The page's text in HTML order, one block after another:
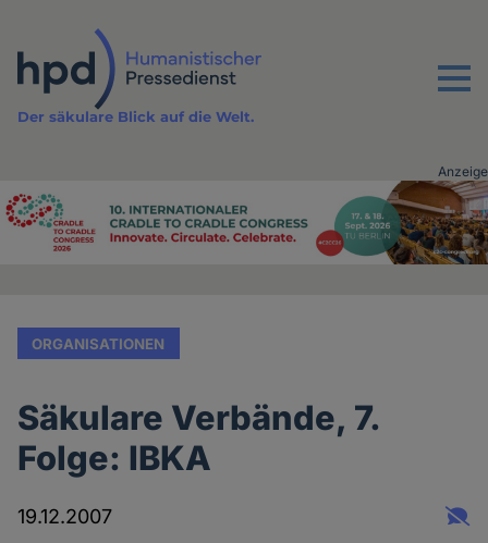
Inhalt
Menu
Der säkulare Blick auf die Welt.
Advertising
Anzeige
ORGANISATIONEN
Säkulare Verbände, 7.
Folge: IBKA
19.12.2007